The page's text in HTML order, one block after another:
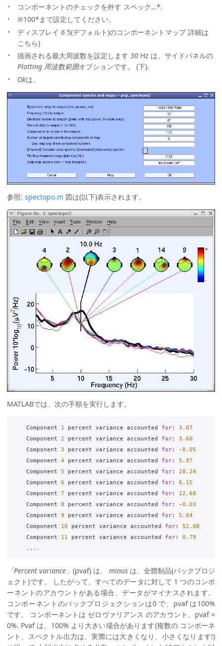
コンポーネントのチェックを外す スペック…*.
※100*まで設定してください。
ディスプレイ 6 5(デフォルト)のコンポーネントマップ 詳細は
こちら)
描画される最大周波数を設定します 30 Hz は、サイドパネルの
Plotting 周波数範囲オプションです。 (下).
Okは、
参照: spectopo.m 図は(以下)表示されます。
MATLABでは、次の手順を実行します。
Component 1 percent variance accounted for:
3.07
Component
2 percent variance accounted for:
3.60
Component
3 percent variance accounted for: -0.05
Component
4 percent variance accounted for:
5.97
Component
5 percent variance accounted for:
28.24
Component
6 percent variance accounted for:
6.15
Component
7 percent variance accounted for:
12.68
Component
8 percent variance accounted for: -0.03
Component
9 percent variance accounted for:
5.04
Component
10 percent variance accounted for:
52.08
Component
11 percent variance accounted for:
0.79
... .
「Percent variance」 (pvaf) は、 minus は、全體制品(バックプロジ
ェクト)です。 したがって、すべてのデータに対して 1 つのコンポ
ーネントのアカウントがある場合、データがマイナスされます。
コンポーネントのバックプロジェクションは0 で、pvaf は100%
です。 コンポーネントは ゼロヴァリアンス のアカウント、pvaf =
0%. Pvaf は、100% より大きい場合があります(複数の コンポーネ
ント、スペクトル出力は、実際には大きくなり、小さくなります!)